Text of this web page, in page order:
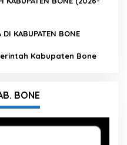
DI KABUPATEN BONE
Kabupaten Bone
BONE